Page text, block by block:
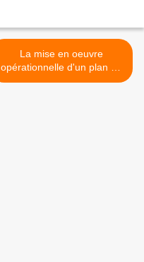
La mise en oeuvre
opérationnelle d'un plan de
marketing territorial :